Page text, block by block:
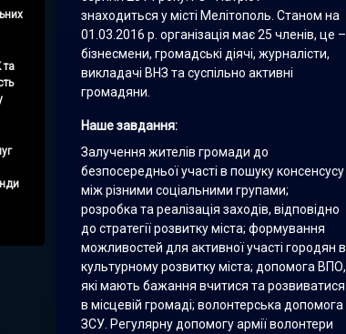
знаходиться у місті Мелітополь. Станом на
01.03.2016 р. організація має 25 членів, це –
бізнесмени, громадські діячі, журналісти,
викладачі ВНЗ та суспільно активні
громадяни.
Наше завдання:
Залучення жителів громади до
безпосередньої участі в пошуку консенсусу
між різними соціальними групами;
розробка та реалізація заходів, відповідно
до стратегії розвитку міста; формування
можливостей для активної участі городян в
культурному розвитку міста; допомога ВПО,
які мають бажання вчитися та розвиватися
в місцевій громаді; волонтерська допомога
ЗСУ. Регулярну допомогу армії волонтери
та